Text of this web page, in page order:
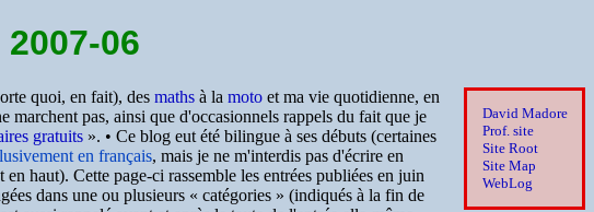
06
David Madore
Prof. site
Site Root
Site Map
WebLog
quoi, en fait), des maths à la moto et ma vie quotidienne, en
marchent pas, ainsi que d'occasionnels rappels du fait que je
gratuits
. • Ce blog eut été bilingue à ses débuts (certaines
en français, mais je ne m'interdis pas d'écrire en
haut). Cette page-ci rassemble les entrées publiées en juin
dans une ou plusieurs « catégories » (indiqués à la fin de